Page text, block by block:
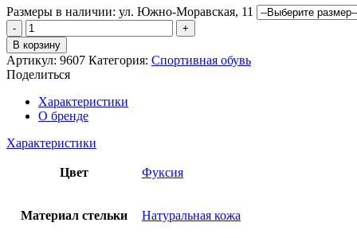
Размеры в наличии: ул. Южно-Моравская, 11
Количество
товара
Полуботинки
ANTILOPA
В корзину
Артикул: 9607 Категория: Спортивная обувь
Поделиться
Характеристики
О бренде
Характеристики
Цвет Фуксия
Материал стельки Натуральная кожа